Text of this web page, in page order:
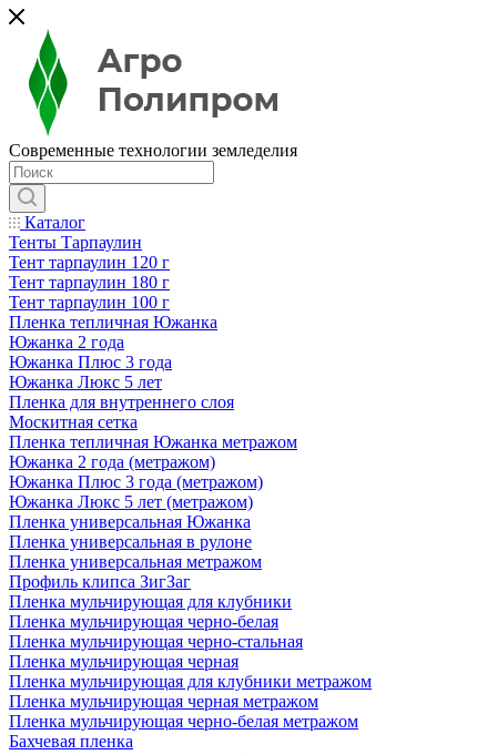
Современные технологии земледелия
Каталог
Тенты Тарпаулин
Тент тарпаулин 120 г
Тент тарпаулин 180 г
Тент тарпаулин 100 г
Пленка тепличная Южанка
Южанка 2 года
Южанка Плюс 3 года
Южанка Люкс 5 лет
Пленка для внутреннего слоя
Москитная сетка
Пленка тепличная Южанка метражом
Южанка 2 года (метражом)
Южанка Плюс 3 года (метражом)
Южанка Люкс 5 лет (метражом)
Пленка универсальная Южанка
Пленка универсальная в рулоне
Пленка универсальная метражом
Профиль клипса ЗигЗаг
Пленка мульчирующая для клубники
Пленка мульчирующая черно-белая
Пленка мульчирующая черно-стальная
Пленка мульчирующая черная
Пленка мульчирующая для клубники метражом
Пленка мульчирующая черная метражом
Пленка мульчирующая черно-белая метражом
Бахчевая пленка